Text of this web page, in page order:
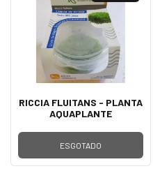
RICCIA FLUITANS - PLANTA
AQUAPLANTE
ESGOTADO